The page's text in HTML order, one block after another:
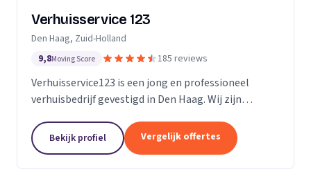
Verhuisservice 123
Den Haag, Zuid-Holland
9,8Moving Score 185 reviews
Verhuisservice123 is een jong en professioneel
verhuisbedrijf gevestigd in Den Haag. Wij zijn
bieden een complete en zorgeloze verhuisservice.
Met een ervaren team werken wij efficiënt,
zorgvuldig en tegen transparante uurtarieven.
Bekijk profiel Vergelijk offertes